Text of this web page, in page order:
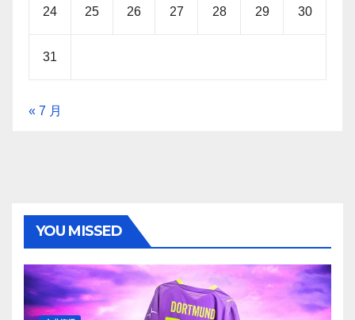
24 25 26 27 28 29 30
31
« 7 月
YOU MISSED